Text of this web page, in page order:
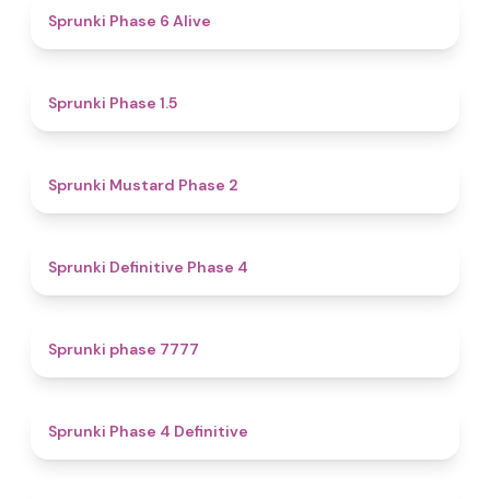
Sprunki Phase 6 Alive
Sprunki Phase 1.5
Sprunki Mustard Phase 2
Sprunki Definitive Phase 4
Sprunki phase 7777
Sprunki Phase 4 Definitive